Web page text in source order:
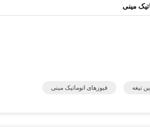
مینی
تیغه فیوزهای اتوماتیک مینی